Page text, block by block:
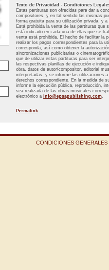
Texto de Privacidad - Condiciones
Estas partituras son ofrecidas para dar a
compositores, y en tal sentido las mismas
forma gratuita para su utilización privada, y
Está prohibida la venta de las partituras que
está indicado en cada una de ellas que se
venta está prohibida. El hecho de facilitar la
realizar los pagos correspondientes para la
corresponda, así como obtener la
sincronizaciones publicitarias o
que de utilizar estas partituras para ser
las respectivas planillas de ejecución e
obra, datos de autor/compositor, editorial
interpretadas, y se informe las utilizaciones
derechos correspondiente. En la medida de
informe la ejecución pública, reproducción,
sea realizada de las obras musicales
electrónico a info@epsapublishing.com.
Permalink
CONDICIONES